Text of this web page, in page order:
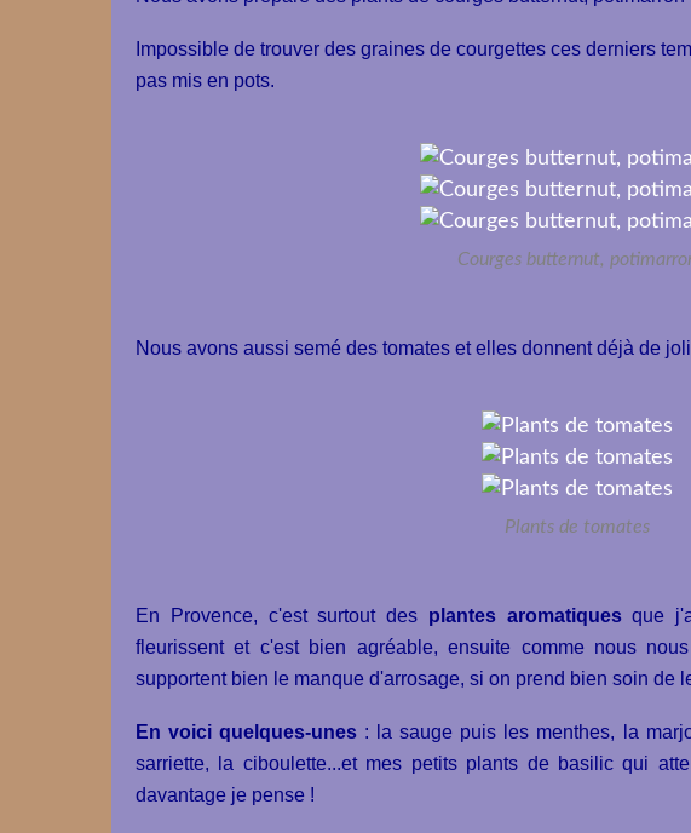
Impossible de trouver des graines de courgettes ces derniers
pas mis en pots.
Courges butternut,
Nous avons aussi semé des tomates et elles donnent déjà de
Plants de tomates
En Provence, c'est surtout des plantes aromatiquesque
fleurissent et c'est bien agréable, ensuite comme nous
supportent bien le manque d'arrosage, si on prend bien soin de
En voici quelques-unes : la sauge puis les menthes, la
sarriette, la ciboulette...et mes petits plants de basilic qui
davantage je pense !